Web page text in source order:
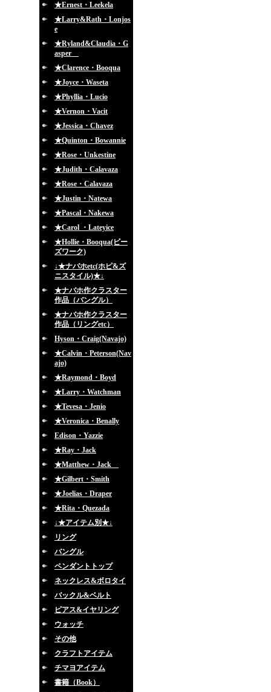
★Ernest・Leekela
★Larry&Rath・Lonjos
e
★Ryland&Claudia・G
asper
★Clarence・Booqua
★Joyce・Waseta
★Phyllia・Lucio
★Vernon・Vacit
★Jessica・Chavez
★Quinton・Bowannie
★Rose・Unkestine
★Judith・Calavaza
★Rose・Calavaza
★Justin・Natewa
★Pascal・Nakewa
★Carol ・Lateyice
★Hollie・Booqua(ビー
ズワーク)
↓★ナバホetc(ホピ&ズ
ニスタイル)★↓
★ナバホ作クラスター
作品（バングル）
★ナバホ作クラスター
作品（リングetc）
Hyson・Craig(Navajo)
★Calvin・Peterson(Nav
ajo)
★Raymond・Boyd
★Larry・Watchman
★Tevesa・Jenio
★Veronica・Benally
Edison・Yazzie
★Ray・Jack
★Matthew・Jack
★Gilbert・Smith
★Joelias・Draper
★Rita・Quezada
↓★アイテム別★↓
リング
バングル
ペンダントトップ
ネックレス&ボロタイ
バックル&ベルト
ピアス&イヤリング
ウォッチ
その他
クラフトアイテム
チマヨアイテム
書籍（Book）